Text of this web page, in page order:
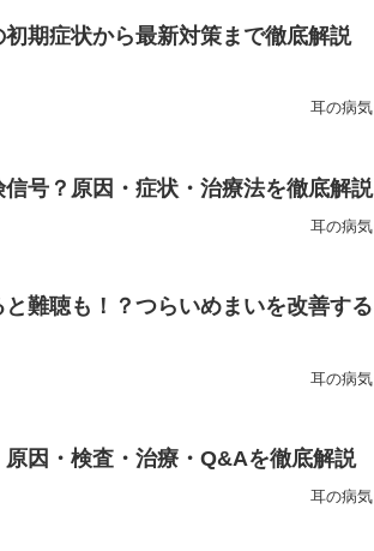
期症状から最新対策まで徹底解説
耳の病気
号？原因・症状・治療法を徹底解説
耳の病気
難聴も！？つらいめまいを改善する
耳の病気
因・検査・治療・Q&Aを徹底解説
耳の病気